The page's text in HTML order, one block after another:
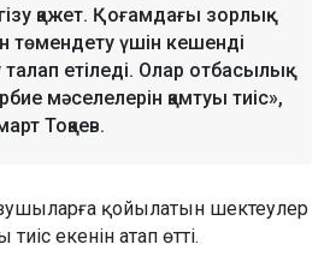
қажет. Қоғамдағы зорлық-
төмендету үшін кешенді
етіледі. Олар отбасылық
мәселелерін қамтуы тиіс»,
Тоқаев.
қойылатын шектеулер
екенін атап өтті.